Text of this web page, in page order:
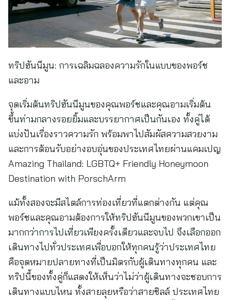
ทริปฮันนีมูน: การเฉลิมฉลองความรักในแบบของพอร์ช
และอาม
จุดเริ่มต้นทริปฮันนีมูนของคุณพอร์ชและคุณอามเริ่มต้น
ขึ้นท่ามกลางรอยยิ้มและบรรยากาศเป็นกันเอง ทั้งคู่ได้
แบ่งปันเรื่องราวความรัก พร้อมพาไปสัมผัสความสวยงาม
และการต้อนรับอย่างอบอุ่นของประเทศไทยผ่านแคมเปญ
Amazing Thailand: LGBTQ+ Friendly Honeymoon
Destination with PorschArm
แม้ทั้งสองจะมีสไตล์การท่องเที่ยวที่แตกต่างกัน แต่คุณ
พอร์ชและคุณอามต้องการให้ทริปฮันนีมูนของพวกเขาเป็น
มากกว่าการไปเที่ยวเพียงครั้งเดียวและจบไป จึงเลือกออก
เดินทางไปทั่วประเทศเพื่อบอกให้ทุกคนรู้ว่าประเทศไทย
คือจุดหมายปลายทางที่เป็นมิตรกับผู้เดินทางทุกคน และ
ทริปนี้ของทั้งคู่ก็แสดงให้เห็นว่าไม่ว่าผู้เดินทางจะชอบการ
เดินทางแบบไหน ทั้งสายลุยหรือว่าสายชิลล์ ประเทศไทย